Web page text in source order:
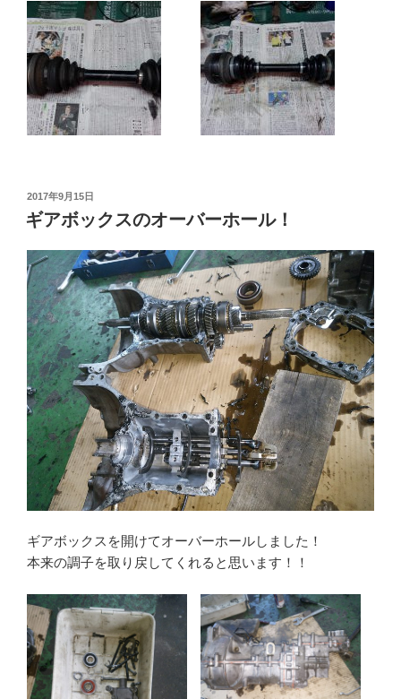
投
稿
日:
2017年9月15日
ギアボックスのオーバーホール！
ギアボックスを開けてオーバーホールしました！
本来の調子を取り戻してくれると思います！！